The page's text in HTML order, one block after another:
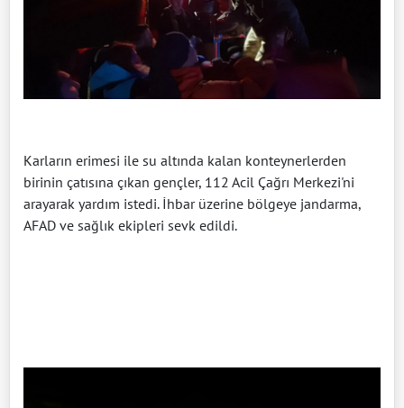
Karların erimesi ile su altında kalan konteynerlerden
birinin çatısına çıkan gençler, 112 Acil Çağrı Merkezi'ni
arayarak yardım istedi. İhbar üzerine bölgeye jandarma,
AFAD ve sağlık ekipleri sevk edildi.